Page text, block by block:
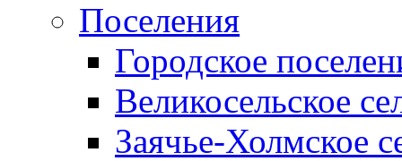
Поселения
Городское
Великосельское
Заячье-Холмское